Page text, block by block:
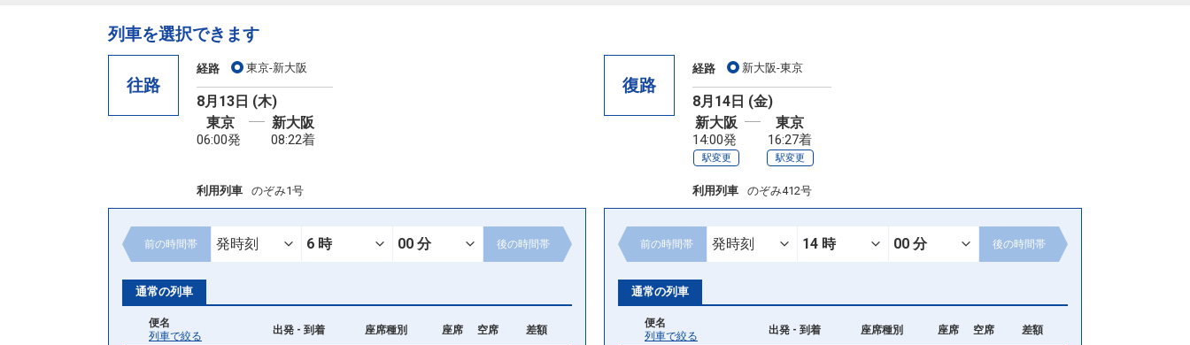
列車を選択できます
往路
経路 東京-新大阪
8月13日 (木)
東京
06:00発
新大阪
08:22着
利用列車 のぞみ1号
前の時間帯 後の時間帯
通常の列車
便名
列車で絞る
出発 - 到着 座席種別 座席 空席 差額
復路
経路 新大阪-東京
8月14日 (金)
新大阪
14:00発
駅変更
東京
16:27着
駅変更
利用列車 のぞみ412号
前の時間帯 後の時間帯
通常の列車
便名
列車で絞る
出発 - 到着 座席種別 座席 空席 差額